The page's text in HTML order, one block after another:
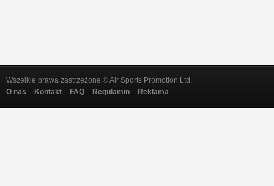
Wszelkie prawa zastrzeżone © Air Sports Promotion Ltd.
O nas
Kontakt FAQ Regulamin Reklama